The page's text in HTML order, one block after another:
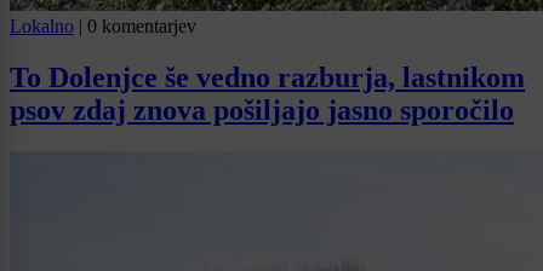
Lokalno | 0 komentarjev
To Dolenjce še vedno razburja, lastnikom
psov zdaj znova pošiljajo jasno sporočilo